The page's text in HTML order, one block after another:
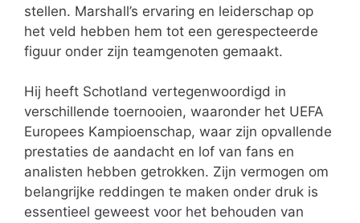
stellen. Marshall’s ervaring en leiderschap op
het veld hebben hem tot een gerespecteerde
figuur onder zijn teamgenoten gemaakt.
Hij heeft Schotland vertegenwoordigd in
verschillende toernooien, waaronder het UEFA
Europees Kampioenschap, waar zijn opvallende
prestaties de aandacht en lof van fans en
analisten hebben getrokken. Zijn vermogen om
belangrijke reddingen te maken onder druk is
essentieel geweest voor het behouden van